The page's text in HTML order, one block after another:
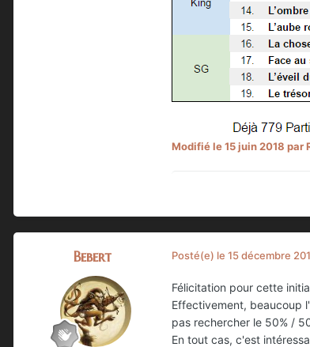
Modifiéle 15 juin 2018 par
Bebert Posté(e) le 15 décembre
Félicitation pour cette
Effectivement, beaucoup
pas rechercher le 50% /
En tout cas, c'est